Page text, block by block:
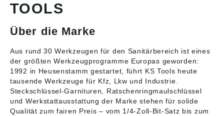
TOOLS
Über die Marke
Aus rund 30 Werkzeugen für den Sanitärbereich ist eines
der größten Werkzeugprogramme Europas geworden:
1992 in Heusenstamm gestartet, führt KS Tools heute
tausendeWerkzeuge für Kfz, Lkw und Industrie.
Steckschlüssel-Garnituren, Ratschenringmaulschlüssel
und Werkstattausstattung der Marke stehen für solide
Qualität zum fairen Preis – vom 1/4-Zoll-Bit-Satz bis zum